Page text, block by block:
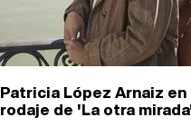
Patricia López Arnaiz en
rodaje de 'La otra